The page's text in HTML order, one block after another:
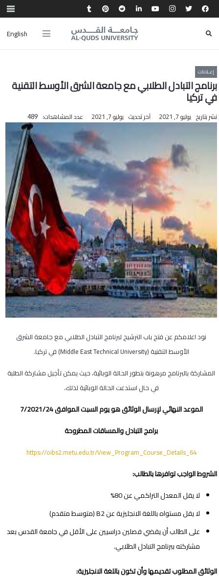
English
إعـلانات
برنامج التبادل الطلابي مع جامعة الشرق الأوسط التقنية
في تركيا
نشر بتاريخ يوليو 7, 2021 آخر تحديث يوليو 7, 2021 عدد المشاهدات: 489
نود اعلامكم عن فتح باب الترشيح لبرنامج التبادل الطلابي مع جامعة الشرق
الأوسط التقنية (Middle East Technical University) في تركيا.
المشاركة بالبرنامج مرهونة بتطور الحالة الوبائية، حيث يمكن تأجيل مشاركة الطلبة
في حال استدعت الحالة الوبائية لذلك.
الموعد النهائي لإرسال الوثائق هو يوم السبت الموافق24
/7/2021
برامج التبادل والمساقات المطروحة
https://oibs2.metu.edu.tr/View_Program_Course_Details_64
الشروط الواجب توافرها بالطالب:
لا يقل المعدل التراكمي عن 80%
لا يقل مستواه باللغة الانجليزية عنB2(متوسط متقدم)
على الطالب أن يقضي فصلين دراسيين على الأقل في جامعة القدس بعد
مشاركته ببرنامج التبادل الطلابي.
الوثائق المطلوب تقديمها وأن تكون باللغة الانجليزية: